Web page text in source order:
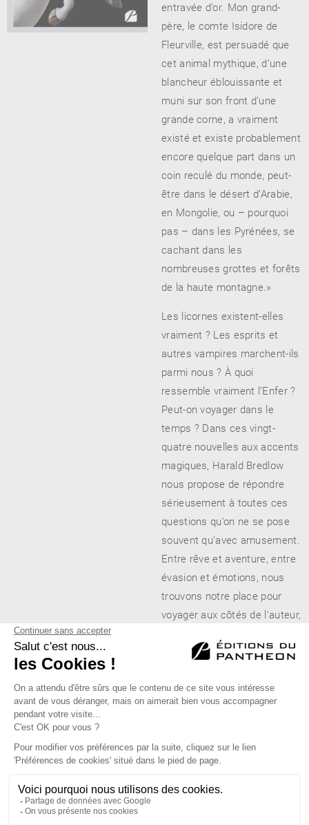
entravée d’or. Mon grand-
père, le comte Isidore de
Fleurville, est persuadé que
cet animal mythique, d’une
blancheur éblouissante et
muni sur son front d’une
grande corne, a vraiment
existé et existe probablement
encore quelque part dans un
coin reculé du monde, peut-
être dans le désert d’Arabie,
en Mongolie, ou – pourquoi
pas – dans les Pyrénées, se
cachant dans les
nombreuses grottes et forêts
de la haute montagne.»
Les licornes existent-elles
vraiment ? Les esprits et
autres vampires marchent-ils
parmi nous ? À quoi
ressemble vraiment l’Enfer ?
Peut-on voyager dans le
temps ? Dans ces vingt-
quatre nouvelles aux accents
magiques, Harald Bredlow
nous propose de répondre
sérieusement à toutes ces
questions qu’on ne se pose
souvent qu’avec amusement.
Entre rêve et aventure, entre
évasion et émotions, nous
trouvons notre place pour
voyager aux côtés de l’auteur,
ouverts.
Éditions du Panthéon - 12, rue Antoine Bourdelle
75015 Paris
01 43 71 14 72
FAQ LIBRAIRIES MENTIONS LÉGALES